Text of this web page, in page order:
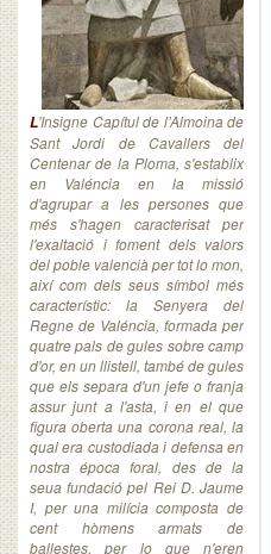
L'Insigne Capítul de l’Almoina de
Sant Jordi de Cavallers del
Centenar de la Ploma, s'establix
en Valéncia en la missió
d'agrupar a les persones que
més s'hagen caracterisat per
l'exaltació i foment dels valors
del poble valencià per tot lo mon,
així com dels seus símbol més
característic: la Senyera del
Regne de Valéncia, formada per
quatre pals de gules sobre camp
d'or, en un llistell, també de gules
que els separa d'un jefe o franja
assur junt a l'asta, i en el que
figura oberta una corona real, la
qual era custodiada i defensa en
nostra época foral, des de la
seua fundació pel Rei D. Jaume
I, per una milícia composta de
cent hòmens armats de
ballestes, per lo que n'eren